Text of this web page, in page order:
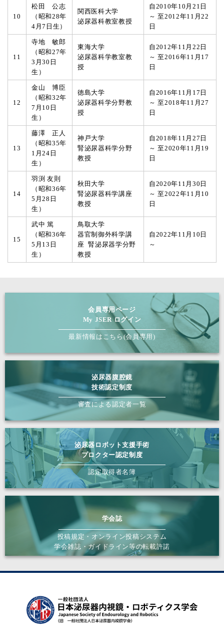
10
松田 公志
（昭和28年
4月7日生）
関西医科大学
泌尿器科教室教授
自2010年10月21日
～ 至2012年11月22
日
11
寺地 敏郎
（昭和27年
3月30日
生）
東海大学
泌尿器科学教室教
授
自2012年11月22日
～ 至2016年11月17
日
12
金山 博臣
（昭和32年
7月10日
生）
徳島大学
泌尿器科学分野教
授
自2016年11月17日
～ 至2018年11月27
日
13
藤澤 正人
（昭和35年
1月24日
生）
神戸大学
腎泌尿器科学分野
教授
自2018年11月27日
～ 至2020年11月19
日
14
羽渕 友則
（昭和36年
5月28日
生）
秋田大学
腎泌尿器科学講座
教授
自2020年11月30日
～ 至2022年11月10
日
15
武中 篤
（昭和36年
5月13日
生）
鳥取大学
器官制御外科学講
座 腎泌尿器学分野
教授
自2022年11月10日
～
会員専用ページ
My JSER ログイン
最新情報はこちら(会員専用)
泌尿器腹腔鏡
技術認定制度
審査による認定者一覧
泌尿器ロボット支援手術
プロクター認定制度
認定取得者名簿
学会誌
投稿規定・オンライン投稿システム
学会雑誌・ガイドライン等の転載許諾